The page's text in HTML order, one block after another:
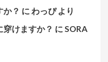
？ に わっぴより
けますか？ にSORA